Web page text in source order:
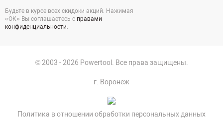
Будьте в курсе всех скидоки акций. Нажимая
«ОК» Вы соглашаетесь с правами
конфиденциальности.
© 2003 - 2026 Powertool. Все права защищены.
г. Воронеж
Политика в отношении обработки персональных данных